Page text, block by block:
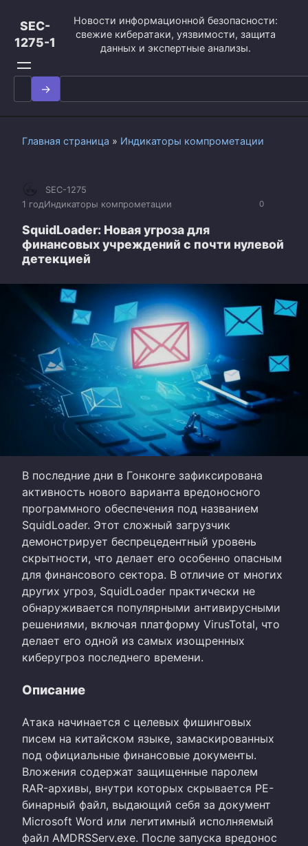
контенту
SEC-
1275-1
Новости информационной безопасности:
свежие кибератаки, уязвимости, защита
данных и экспертные анализы.
Search
for:
Главная страница » Индикаторы компрометации
0
SEC-1275
1 годИндикаторы компрометации
SquidLoader: Новая угроза для
финансовых учреждений с почти нулевой
детекцией
В последние дни в Гонконге зафиксирована
активность нового варианта вредоносного
программного обеспечения под названием
SquidLoader. Этот сложный загрузчик
демонстрирует беспрецедентный уровень
скрытности, что делает его особенно опасным
для финансового сектора. В отличие от многих
других угроз, SquidLoader практически не
обнаруживается популярными антивирусными
решениями, включая платформу VirusTotal, что
делает его одной из самых изощренных
киберугроз последнего времени.
Описание
Атака начинается с целевых фишинговых
писем на китайском языке, замаскированных
под официальные финансовые документы.
Вложения содержат защищенные паролем
RAR-архивы, внутри которых скрывается PE-
бинарный файл, выдающий себя за документ
Microsoft Word или легитимный исполняемый
файл AMDRSServ.exe. После запуска вредонос